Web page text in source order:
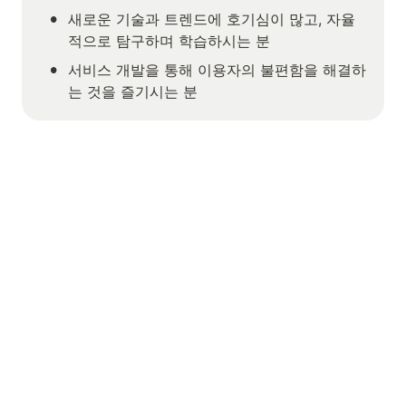
• 새로운 기술과 트렌드에 호기심이 많고, 자율
적으로 탐구하며 학습하시는 분
• 서비스 개발을 통해 이용자의 불편함을 해결하
는 것을 즐기시는 분